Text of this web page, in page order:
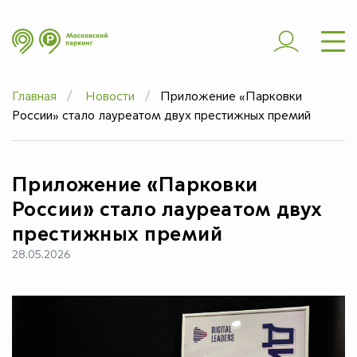
ШТРАФЫ
ЧАСТЫЕ ВОПРОСЫ
ДОПОЛНИТЕЛЬНО
Главная Новости
Приложение «Парковки
России» стало лауреатом двух престижных премий
Приложение «Парковки
России» стало лауреатом двух
престижных премий
28.05.2026